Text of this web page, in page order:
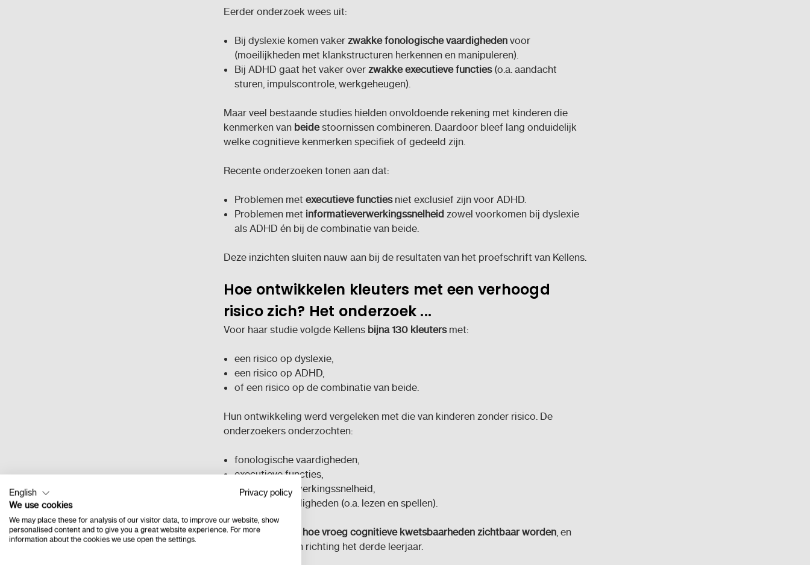
Eerder onderzoek wees uit:
Bij dyslexie komen vaker zwakke fonologische vaardighedenvoor
(moeilijkheden met klankstructuren herkennen en manipuleren).
Bij ADHD gaat het vaker over zwakke executieve functies(o.a. aandacht
sturen, impulscontrole, werkgeheugen).
Maar veel bestaande studies hielden onvoldoende rekening met kinderen die
kenmerken van beidestoornissen combineren. Daardoor bleef lang onduidelijk
welke cognitieve kenmerken specifiek of gedeeld zijn.
Recente onderzoeken tonen aan dat:
Problemen met executieve functiesniet exclusief zijn voor ADHD.
Problemen met informatieverwerkingssnelheidzowel voorkomen bij dyslexie
als ADHD én bij de combinatie van beide.
Deze inzichten sluiten nauw aan bij de resultaten van het proefschrift van Kellens.
Hoe ontwikkelen kleuters met een verhoogd
risico zich? Het onderzoek ...
Voor haar studie volgde Kellens bijna 130 kleutersmet:
een risico op dyslexie,
een risico op ADHD,
of een risico op de combinatie van beide.
Hun ontwikkeling werd vergeleken met die van kinderen zonder risico. De
onderzoekers onderzochten:
fonologische vaardigheden,
executieve functies,
informatieverwerkingssnelheid,
schoolse vaardigheden (o.a. lezen en spellen).
Het doel: nagaan hoe vroeg cognitieve kwetsbaarheden zichtbaar worden, en
hoe die evolueren richting het derde leerjaar.
English
Privacy policy
We use cookies
We may place these for analysis of our visitor data, to improve our website, show
personalised content and to give you a great website experience. For more
information about the cookies we use open the settings.